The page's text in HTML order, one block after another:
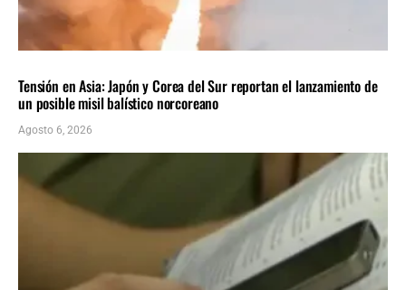
Tensión en Asia: Japón y Corea del Sur reportan el lanzamiento de
un posible misil balístico norcoreano
Agosto 6, 2026